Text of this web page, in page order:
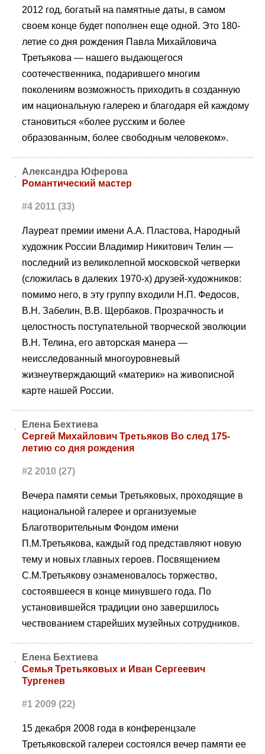
2012 год, богатый на памятные даты, в самом
своем конце будет пополнен еще одной. Это 180-
летие со дня рождения Павла Михайловича
Третьякова — нашего выдающегося
соотечественника, подарившего многим
поколениям возможность приходить в созданную
им национальную галерею и благодаря ей каждому
становиться «более русским и более
образованным, более свободным человеком».
Александра Юферова
Романтический мастер
#4 2011 (33)
Лауреат премии имени А.А. Пластова, Народный
художник России Владимир Никитович Телин —
последний из великолепной московской четверки
(сложилась в далеких 1970-х) друзей-художников:
помимо него, в эту группу входили Н.П. Федосов,
В.Н. Забелин, В.В. Щербаков. Прозрачность и
целостность поступательной творческой эволюции
В.Н. Телина, его авторская манера —
неисследованный многоуровневый
жизнеутверждающий «материк» на живописной
карте нашей России.
Елена Бехтиева
Сергей Михайлович Третьяков Во след 175-
летию со дня рождения
#2 2010 (27)
Вечера памяти семьи Третьяковых, проходящие в
национальной галерее и организуемые
Благотворительным Фондом имени
П.М.Третьякова, каждый год представляют новую
тему и новых главных героев. Посвящением
С.М.Третьякову ознаменовалось торжество,
состоявшееся в конце минувшего года. По
установившейся традиции оно завершилось
чествованием старейших музейных сотрудников.
Елена Бехтиева
Семья Третьяковых и Иван Сергеевич
Тургенев
#1 2009 (22)
15 декабря 2008 года в конференцзале
Третьяковской галереи состоялся вечер памяти ее